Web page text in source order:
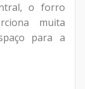
o forro
muita
para a